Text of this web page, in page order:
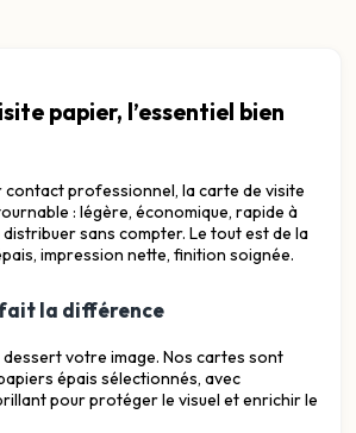
papier, l’essentiel bien
contact professionnel, la carte de visite
: légère, économique, rapide à
sans compter. Le tout est de la
impression nette, finition soignée.
la différence
votre image. Nos cartes sont
épais sélectionnés, avec
pour protéger le visuel et enrichir le